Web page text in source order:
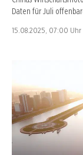
Daten für Juli
15.08.2025, 07:00 Uhr